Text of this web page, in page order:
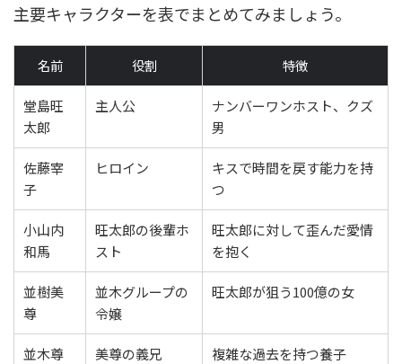
主要キャラクターを表でまとめてみましょう。
名前 役割 特徴
堂島旺
太郎
主人公
ナンバーワンホスト、クズ
男
佐藤宰
子
ヒロイン
キスで時間を戻す能力を持
つ
小山内
和馬
旺太郎の後輩ホ
スト
旺太郎に対して歪んだ愛情
を抱く
並樹美
尊
並木グループの
令嬢
旺太郎が狙う100億の女
並木尊 美尊の義兄 複雑な過去を持つ養子